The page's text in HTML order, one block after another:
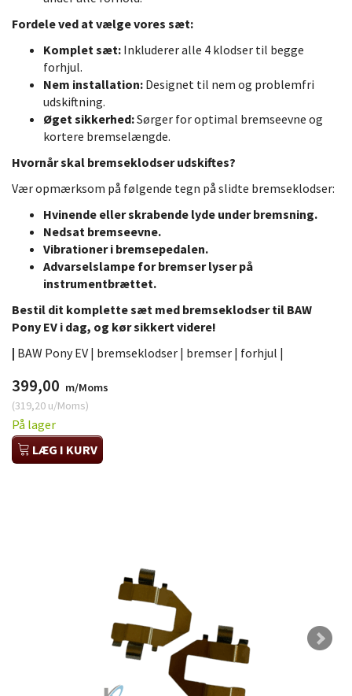
Fordele ved at vælge vores sæt:
Komplet sæt: Inkluderer alle 4 klodser til begge
forhjul.
Nem installation: Designet til nem og problemfri
udskiftning.
Øget sikkerhed:Sørger for optimal bremseevne og
kortere bremselængde.
Hvornår skal bremseklodser udskiftes?
Vær opmærksom på følgende tegn på slidte bremseklodser:
Hvinende eller skrabende lyde under bremsning.
Nedsat bremseevne.
Vibrationer i bremsepedalen.
Advarselslampe for bremser lyser på
instrumentbrættet.
Bestil dit komplette sæt med bremseklodser til BAW
Pony EV i dag, og kør sikkert videre!
| BAW Pony EV | bremseklodser | bremser | forhjul |
399,00 m/Moms
(319,20 u/Moms)
På lager
LÆG I KURV